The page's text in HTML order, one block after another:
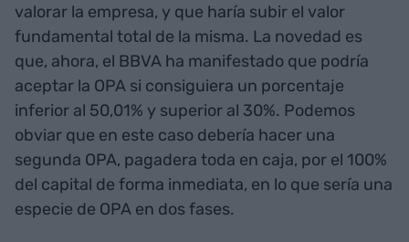
valorar la empresa, y que haría subir el valor
fundamental total de la misma. La novedad es
que, ahora, el BBVA ha manifestado que podría
aceptar la OPA si consiguiera un porcentaje
inferior al 50,01% y superior al 30%. Podemos
obviar que en este caso debería hacer una
segunda OPA, pagadera toda en caja, por el 100%
del capital de forma inmediata, en lo que sería una
especie de OPA en dos fases.